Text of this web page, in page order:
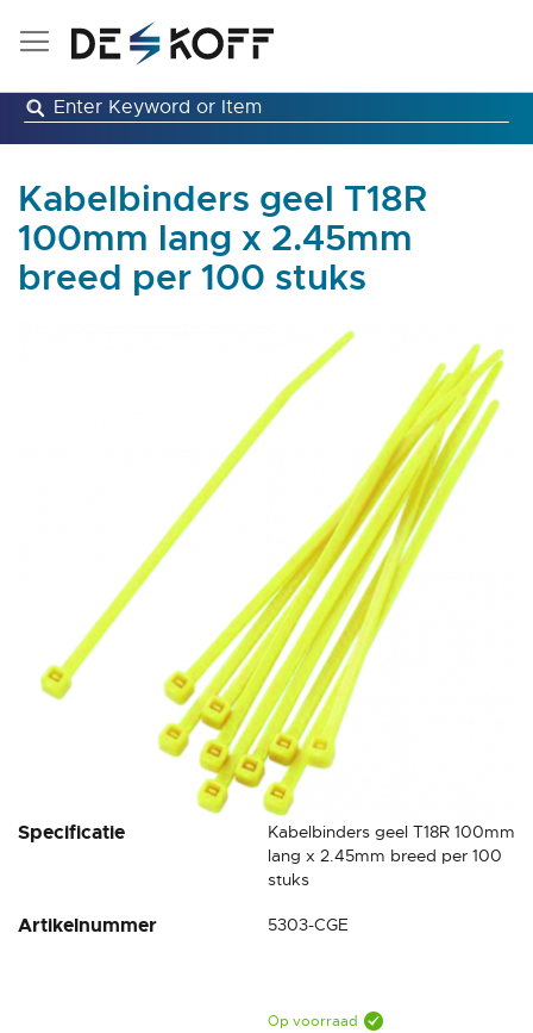
Ga
inhoud
Kabelbinders geel T18R
100mm lang x 2.45mm
breed per 100 stuks
Specificatie
Kabelbinders geel T18R 100mm
lang x 2.45mm breed per 100
stuks
Artikelnummer 5303-CGE
Op voorraad
Ga
van